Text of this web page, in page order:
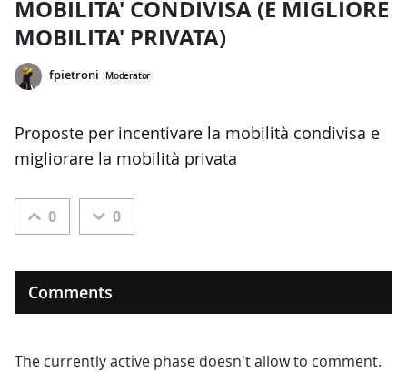
MOBILITA' CONDIVISA (E MIGLIORE
MOBILITA' PRIVATA)
fpietroni Moderator
Proposte per incentivare la mobilità condivisa e
migliorare la mobilità privata
0 0
Comments
The currently active phase doesn't allow to comment.